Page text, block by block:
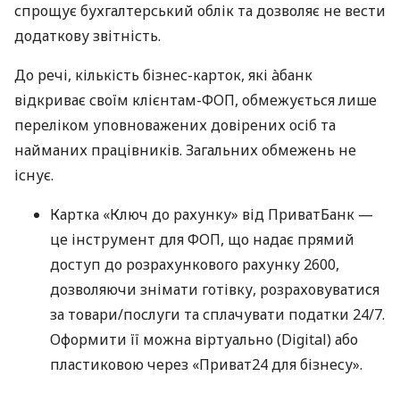
спрощує бухгалтерський облік та дозволяє не вести
додаткову звітність.
До речі, кількість бізнес-карток, які àбанк
відкриває своїм клієнтам-ФОП, обмежується лише
переліком уповноважених довірених осіб та
найманих працівників. Загальних обмежень не
існує.
Картка «Ключ до рахунку» від ПриватБанк —
це інструмент для ФОП, що надає прямий
доступ до розрахункового рахунку 2600,
дозволяючи знімати готівку, розраховуватися
за товари/послуги та сплачувати податки 24/7.
Оформити її можна віртуально (Digital) або
пластиковою через «Приват24 для бізнесу».